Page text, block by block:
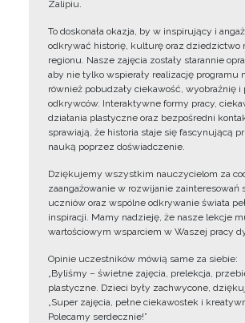
Zalipiu.
To doskonała okazja, by w inspirujący i
odkrywać historię, kulturę oraz dziedzictwo
regionu. Nasze zajęcia zostały starannie
aby nie tylko wspierały realizację programu
również pobudzały ciekawość, wyobraźnię i
odkrywców. Interaktywne formy pracy,
działania plastyczne oraz bezpośredni
sprawiają, że historia staje się fascynującą
nauką poprzez doświadczenie.
Dziękujemy wszystkim nauczycielom za
zaangażowanie w rozwijanie zainteresowań
uczniów oraz wspólne odkrywanie świata
inspiracji. Mamy nadzieję, że nasze lekcje
wartościowym wsparciem w Waszej pracy
Opinie uczestników mówią same za siebie:
„Byliśmy – świetne zajęcia, prelekcja,
plastyczne. Dzieci były zachwycone,
„Super zajęcia, pełne ciekawostek i
Polecamy serdecznie!”